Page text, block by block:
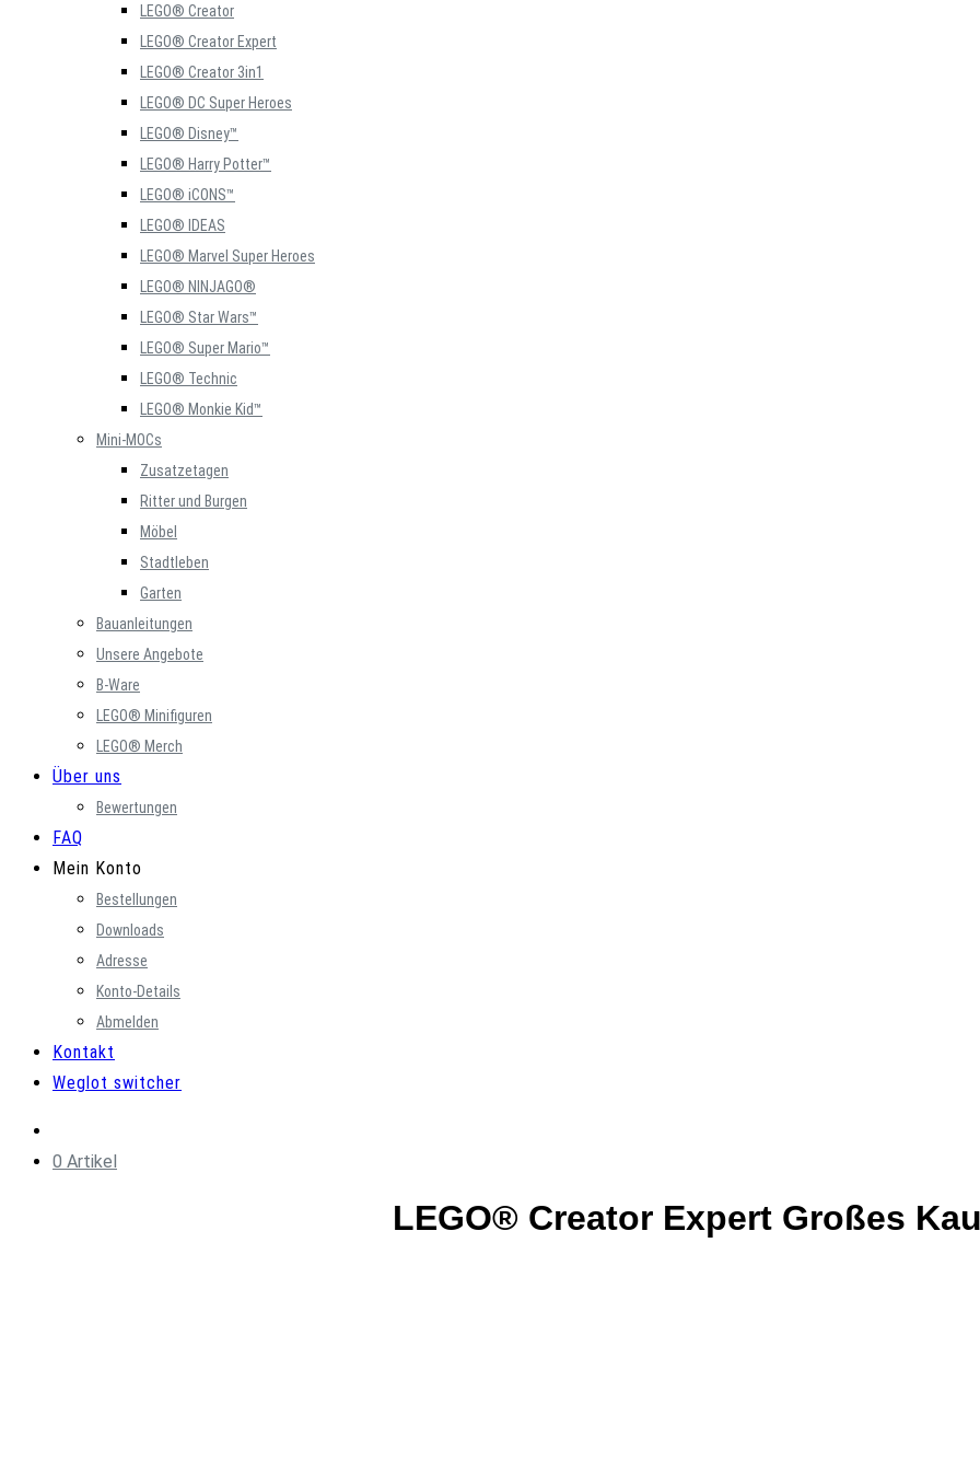
LEGO® Creator
LEGO® Creator Expert
LEGO® Creator 3in1
LEGO® DC Super Heroes
LEGO® Disney™
LEGO® Harry Potter™
LEGO® iCONS™
LEGO® IDEAS
LEGO® Marvel Super Heroes
LEGO® NINJAGO®
LEGO® Star Wars™
LEGO® Super Mario™
LEGO® Technic
LEGO® Monkie Kid™
Mini-MOCs
Zusatzetagen
Ritter und Burgen
Möbel
Stadtleben
Garten
Bauanleitungen
Unsere Angebote
B-Ware
LEGO® Minifiguren
LEGO® Merch
Über uns
Bewertungen
FAQ
Mein Konto
Bestellungen
Downloads
Adresse
Konto-Details
Abmelden
Kontakt
Weglot switcher
0 Artikel
LEGO® Creator Expert Großes